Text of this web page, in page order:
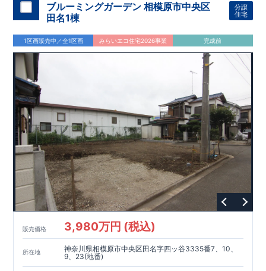
ブルーミングガーデン 相模原市中央区
田名1棟
分譲
住宅
1区画販売中／全1区画 みらいエコ住宅2026事業 完成前
販売価格 3,980万円 (税込)
所在地
神奈川県相模原市中央区田名字四ッ谷3335番7、10、
9、23(地番)